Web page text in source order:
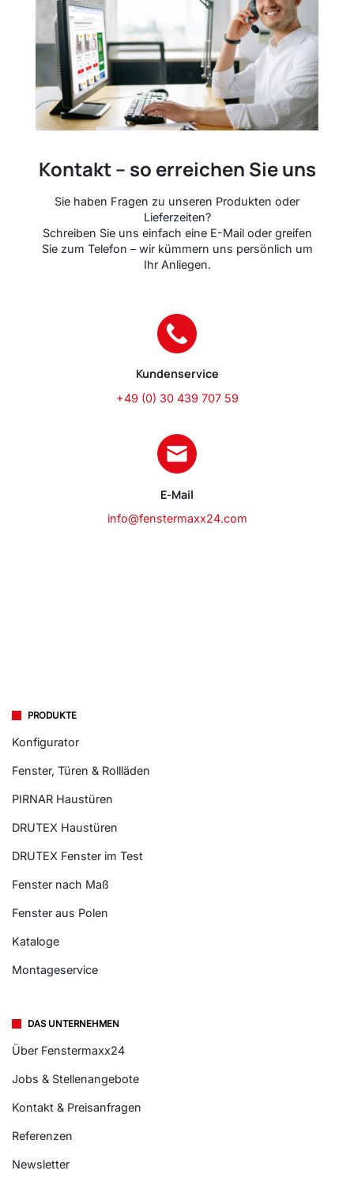
Kontakt – so erreichen Sie uns
Sie haben Fragen zu unseren Produkten oder
Lieferzeiten?
Schreiben Sie uns einfach eine E-Mail oder greifen
Sie zum Telefon – wir kümmern uns persönlich um
Ihr Anliegen.
Kundenservice
+49 (0) 30 439 707 59
E-Mail
info@fenstermaxx24.com
PRODUKTE
Konfigurator
Fenster, Türen & Rollläden
PIRNAR Haustüren
DRUTEX Haustüren
DRUTEX Fenster im Test
Fenster nach Maß
Fenster aus Polen
Kataloge
Montageservice
DAS UNTERNEHMEN
Über Fenstermaxx24
Jobs & Stellenangebote
Kontakt & Preisanfragen
Referenzen
Newsletter